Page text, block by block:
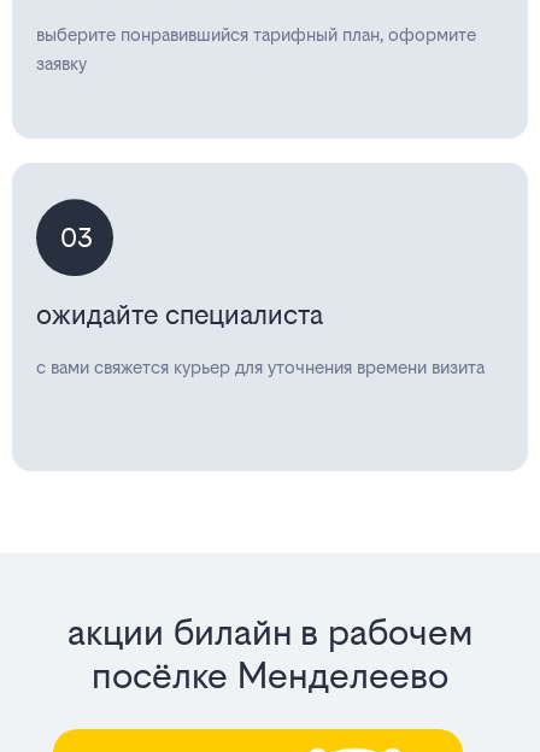
выберите понравившийся тарифный план, оформите
заявку
03
ожидайте специалиста
с вами свяжется курьер для уточнения времени визита
акции билайн в рабочем
посёлке Менделеево